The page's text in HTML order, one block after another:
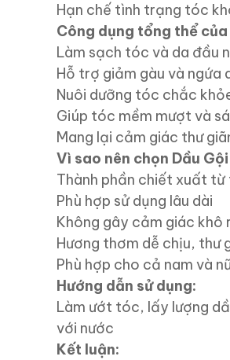
Hạn chế tình trạng tóc
Công dụng tổng thể
Làm sạch tóc và da đầu
Hỗ trợ giảm gàu và ngứa
Nuôi dưỡng tóc chắc
Giúp tóc mềm mượt và
Mang lại cảm giác thư
Vì sao nên chọn Dầu
Thành phần chiết xuất
Phù hợp sử dụng lâu dài
Không gây cảm giác
Hương thơm dễ chịu, thư
Phù hợp cho cả nam và
Hướng dẫn sử dụng:
Làm ướt tóc, lấy lượng
với nước
Kết luận: